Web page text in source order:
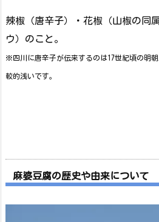
辣椒（唐辛子）・花椒（山椒の同
ウ）のこと。
※四川に唐辛子が伝来するのは17世紀頃の明
較的浅いです。
麻婆豆腐の歴史や由来について